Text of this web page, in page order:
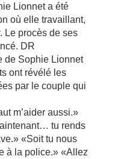
Lionnet a été
où elle travaillant,
Le procès de ses
DR
de Sophie Lionnet
ont révélé les
par le couple qui
m’aider aussi.»
tu rends
«Soit tu nous
à la police.» «Allez